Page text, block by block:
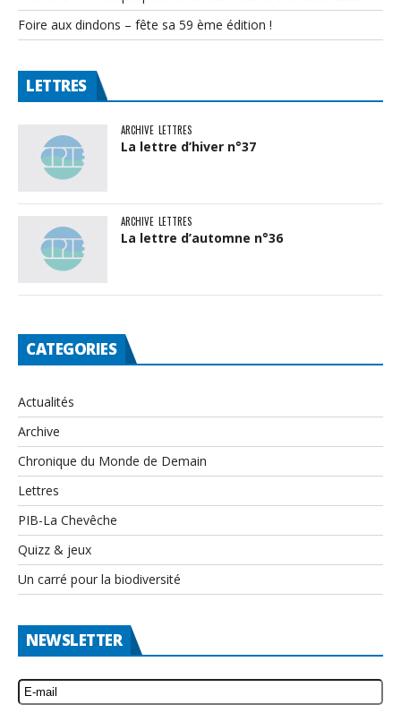
Foire aux dindons – fête sa 59 ème édition !
LETTRES
ARCHIVE LETTRES
La lettre d’hiver n°37
ARCHIVE LETTRES
La lettre d’automne n°36
CATEGORIES
Actualités
Archive
Chronique du Monde de Demain
Lettres
PIB-La Chevêche
Quizz & jeux
Un carré pour la biodiversité
NEWSLETTER